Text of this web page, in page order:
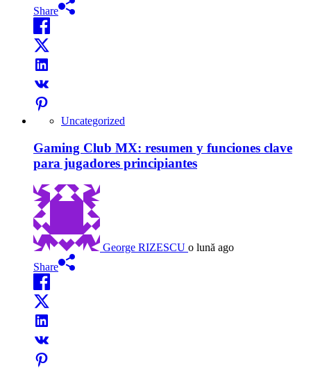
Share
Uncategorized
Gaming Club MX: resumen y funciones clave
para jugadores principiantes
George RIZESCU o lună ago
Share